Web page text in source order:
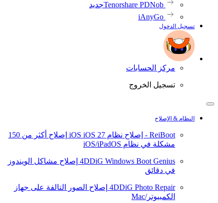
Tenorshare PDNobجديد
iAnyGo
تسجيل الدخول
مركز الحسابات
تسجيل الخروج
النظام & الإصلاح
ReiBoot - إصلاح نظام iOS iOS 27
إصلاح أكثر من 150
مشكلة في نظام iOS/iPadOS
4DDiG Windows Boot Genius إصلاح مشاكل الويندوز
في دقائق
4DDiG Photo Repair إصلاح الصور التالفة على جهاز
الكمبيوتر/Mac